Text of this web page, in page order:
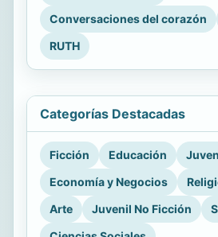
Conversaciones del corazón
RUTH
Categorías Destacadas
Ficción Educación
Economía y Negocios
Arte
Juvenil No Ficción